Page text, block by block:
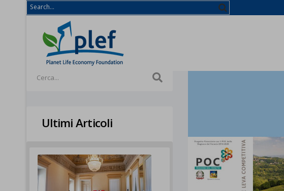
Ultimi Articoli